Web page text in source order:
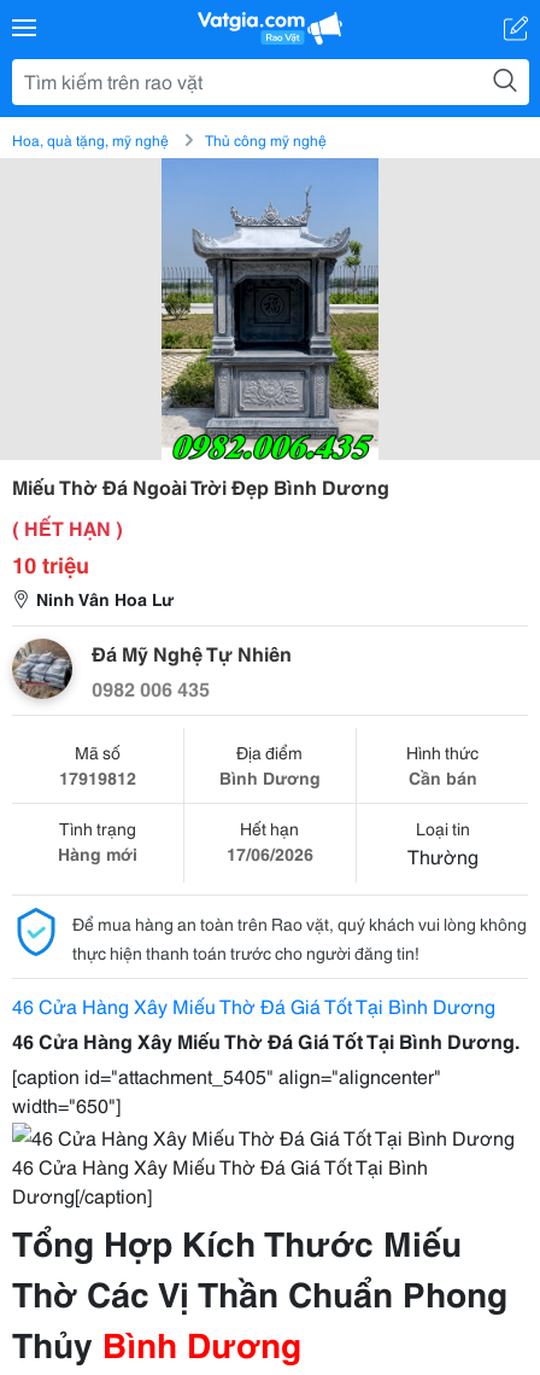
Hoa, quà tặng, mỹ nghệ Thủ công mỹ nghệ
Miếu Thờ Đá Ngoài Trời Đẹp Bình Dương
( HẾT HẠN )
10 triệu
Ninh Vân Hoa Lư
Đá Mỹ Nghệ Tự Nhiên
0982 006 435
Mã số
17919812
Địa điểm
Bình Dương
Hình thức
Cần bán
Tình trạng
Hàng mới
Hết hạn
17/06/2026
Loại tin
Thường
Để mua hàng an toàn trên Rao vặt, quý khách vui lòng không
thực hiện thanh toán trước cho người đăng tin!
46 Cửa Hàng Xây Miếu Thờ Đá Giá Tốt Tại Bình Dương
46 Cửa Hàng Xây Miếu Thờ Đá Giá Tốt Tại Bình Dương.
[caption id="attachment_5405" align="aligncenter"
width="650"]
46 Cửa Hàng Xây Miếu Thờ Đá Giá Tốt Tại Bình
Dương[/caption]
Tổng Hợp Kích Thước Miếu
Thờ Các Vị Thần Chuẩn Phong
Thủy Bình Dương